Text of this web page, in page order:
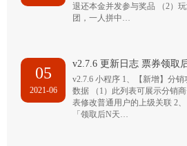
退还本金并发参与奖品 （2）
团，一人拼中…
05
2021-06
v2.7.6 更新日志 票券领取
v2.7.6 小程序 1、【新增】分
数据 （1）此列表可展示分销
表修改普通用户的上级关联 2
「领取后N天…